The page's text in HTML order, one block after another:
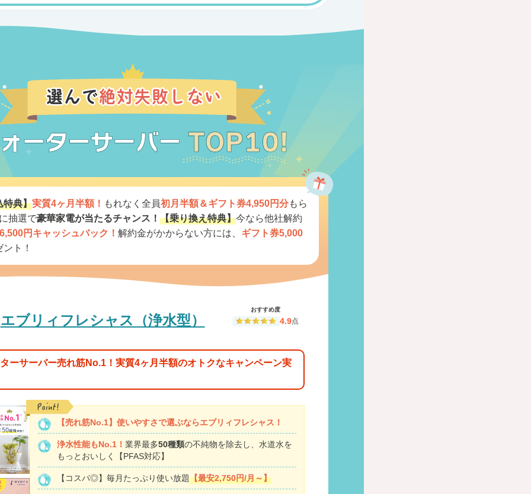
特典】実質4ヶ月半額！ もれなく全員初月半額＆ギフト券4,950円分もら
抽選で豪華家電が当たるチャンス！ 【乗り換え特典】今なら他社解約
円キャッシュバック！ 解約金がかからない方には、 ギフト券5,000
ト！
エブリィフレシャス（浄水型）
おすすめ度
4.9点
ーサーバー売れ筋No.1！実質4ヶ月半額のオトクなキャンペーン実
【売れ筋No.1】 使いやすさで選ぶならエブリィフレシャス！
浄水性能もNo.1！ 業界最多50種類の不純物を除去し、水道水を
もっとおいしく【PFAS対応】
【コスパ◎】毎月たっぷり使い放題【最安2,750円/月～】